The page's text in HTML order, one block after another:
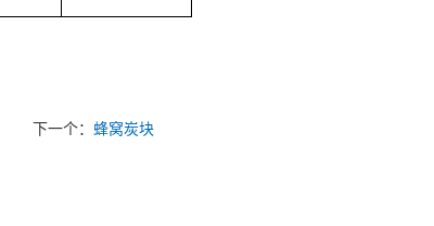
下一个： 蜂窝炭块